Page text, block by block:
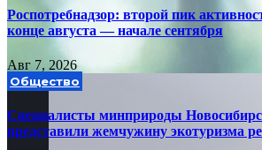
Роспотребнадзор: второй пик
конце августа — начале сентября
Авг 7, 2026
Общество
Специалисты минприроды
представили жемчужину экотуризма